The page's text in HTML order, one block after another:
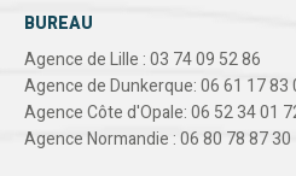
BUREAU
Agence de Lille : 03 74 09 52 86
Agence de Dunkerque: 06 61 17 83
Agence Côte d'Opale: 06 52 34 01
Agence Normandie : 06 80 78 87 30